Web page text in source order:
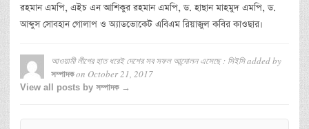
রহমান এমপি, এইচ এন আশিকুর রহমান এমপি, ড. হাছান মাহমুদ এমপি, ড.
আব্দুস সোবহান গোলাপ ও অ্যাডভোকেট এবিএম রিয়াজুল কবির কাওছার।
আওয়ামী লীগের হাত ধরেই দেশের সব সফল আন্দোলন এসেছে : সিইসিadded by
সম্পাদকon October 21, 2017
View all posts by সম্পাদক →